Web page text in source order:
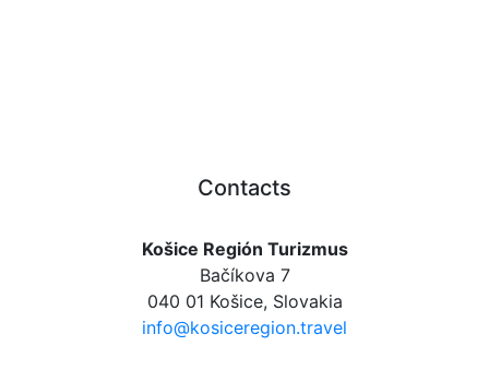
Contacts
Košice Región Turizmus
Bačíkova 7
040 01 Košice, Slovakia
info@kosiceregion.travel